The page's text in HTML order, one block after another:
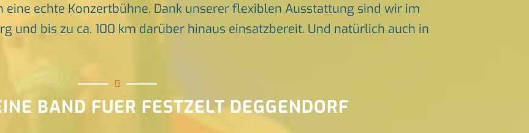
echte Konzertbühne. Dank unserer flexiblen Ausstattung sind wir im
und bis zu ca. 100 km darüber hinaus einsatzbereit. Und natürlich auch in
BAND FUER FESTZELT DEGGENDORF